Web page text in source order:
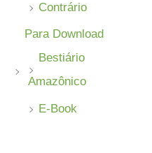
Contrário
Para Download
Bestiário
Amazônico
E-Book